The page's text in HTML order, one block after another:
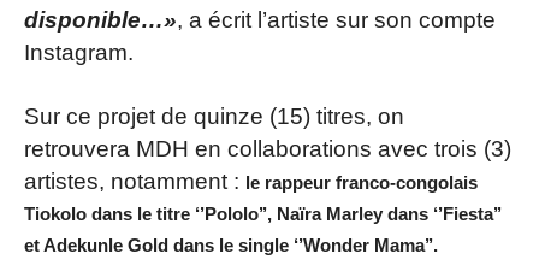
disponible…», a écrit l’artiste sur son compte
Instagram.
Sur ce projet de quinze (15) titres, on
retrouvera MDH en collaborations avec trois (3)
artistes, notamment : le rappeur franco-congolais
Tiokolo dans le titre ‘’Pololo’’, Naïra Marley dans ‘’Fiesta’’
et Adekunle Gold dans le single ‘’Wonder Mama’’.